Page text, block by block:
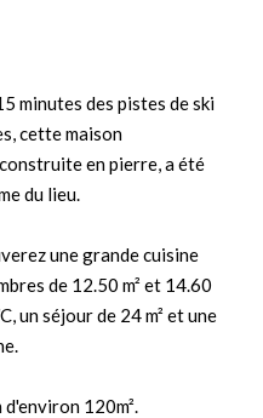
minutes des pistes de ski
cette maison
en pierre, a été
du lieu.
une grande cuisine
de 12.50 m² et 14.60
un séjour de 24 m² et une
120m².